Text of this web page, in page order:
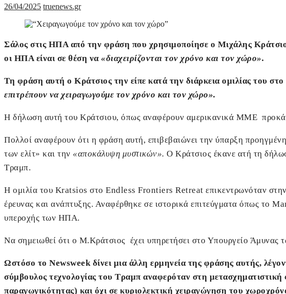
26/04/2025 truenews.gr
Σάλος στις ΗΠΑ από την φράση που χρησιμοποίησε ο Μιχάλης
οι ΗΠΑ είναι σε θέση να «διαχειρίζονται τον χρόνο και τον χώρο».
Τη φράση αυτή ο Κράτσιος την είπε κατά την διάρκεια ομιλίας του
επιτρέπουν να χειραγωγούμε τον χρόνο και τον χώρο».
Η δήλωση αυτή του Κράτσιου, όπως αναφέρουν αμερικανικά ΜΜΕ
Πολλοί αναφέρουν ότι η φράση αυτή, επιβεβαιώνει την ύπαρξη
των ελίτ» και την «αποκάλυψη μυστικών». Ο Κράτσιος έκανε ατή τη
Τραμπ.
Η ομιλία του Kratsios στο Endless Frontiers Retreat επικεντρωνόταν
έρευνας και ανάπτυξης. Αναφέρθηκε σε ιστορικά επιτεύγματα όπως το
υπεροχής των ΗΠΑ.
Να σημειωθεί ότι ο Μ.Κράτσιος έχει υπηρετήσει στο Υπουργείο
Ωστόσο το Newsweek δίνει μια άλλη ερμηνεία της φράσης αυτής,
σύμβουλος τεχνολογίας του Τραμπ αναφερόταν στη
παραγωγικότητας) και όχι σε κυριολεκτική χειραγώγηση του